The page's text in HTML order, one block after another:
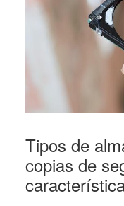
Tipos de
copias de